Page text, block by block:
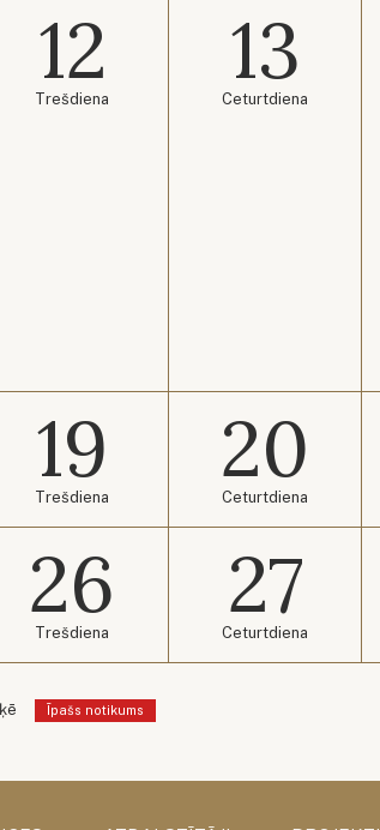
12
Trešdiena 13
Ceturtdiena
19
Trešdiena 20
Ceturtdiena
26
Trešdiena 27
Ceturtdiena
Īpašs notikums